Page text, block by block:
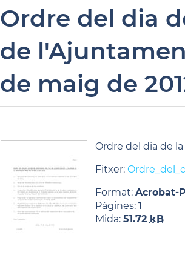
Ordre del dia
de
de maig de
Ordre del dia de
Fitxer:
Format: Acrobat-
Pàgines: 1
Mida: 51.72 kB